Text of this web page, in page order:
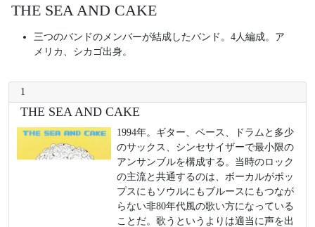
THE SEA AND CAKE
三つのバンドのメンバーが結成したバンド。4人編成。ア
メリカ、シカゴ出身。
1
THE SEA AND CAKE
1994年。ギター、ベース、ドラムと多少
のサックス、シンセサイザーで最小限の
アンサンブルを構成する。当時のロック
の主流と共通するのは、ボーカルがポッ
プスにもソウルにもブルースにもつなが
らない非80年代風の歌い方になっている
ことだ。歌うというよりは適当に声を出